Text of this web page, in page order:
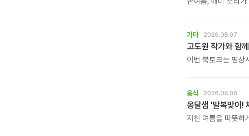
기타 2026.08.07
고도원 작가와 함
이번 북토크는 명상
음식 2026.08.06
옹달샘 '말복맞이!
지친 여름을 따뜻하